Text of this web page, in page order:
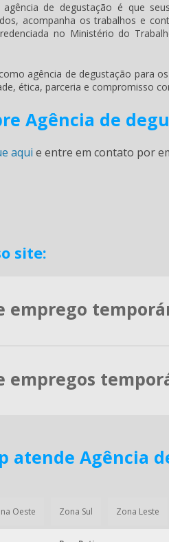
agência de degustação é que
acompanha os trabalhos e
no Ministério do
agência de degustação para
ética, parceria e compromisso
Agência de
aqui e entre em contato por
site:
emprego
empregos
atende Agência
Oeste Zona Sul Zona Leste